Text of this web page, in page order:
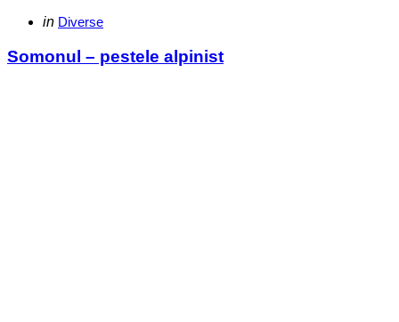
Categories
Posted
in Diverse
Somonul – pestele alpinist